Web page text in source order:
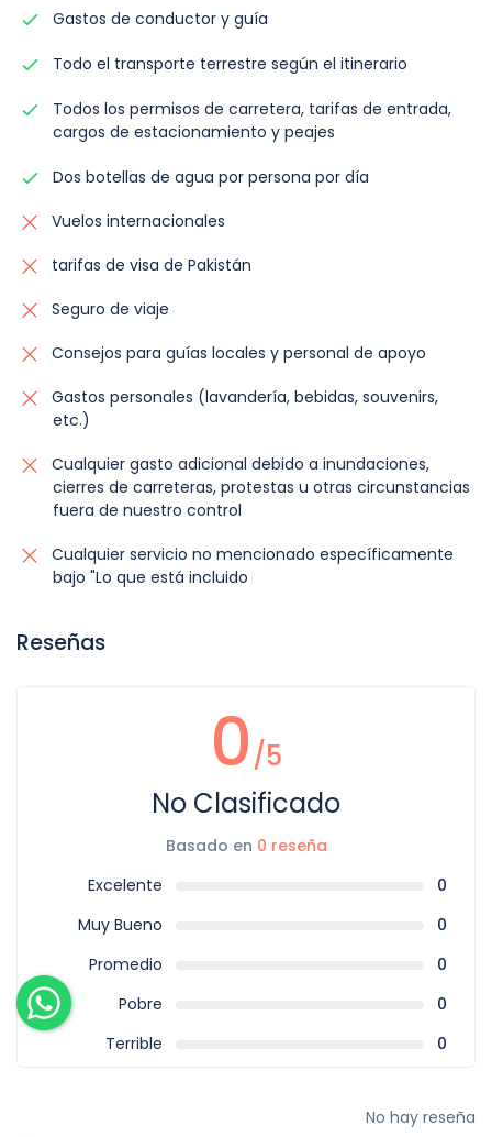
Gastos de conductor y guía
Todo el transporte terrestre según el itinerario
Todos los permisos de carretera, tarifas de entrada,
cargos de estacionamiento y peajes
Dos botellas de agua por persona por día
Vuelos internacionales
tarifas de visa de Pakistán
Seguro de viaje
Consejos para guías locales y personal de apoyo
Gastos personales (lavandería, bebidas, souvenirs,
etc.)
Cualquier gasto adicional debido a inundaciones,
cierres de carreteras, protestas u otras circunstancias
fuera de nuestro control
Cualquier servicio no mencionado específicamente
bajo "Lo que está incluido
Reseñas
0/5
No Clasificado
Basado en 0 reseña
Excelente
0
Muy Bueno
0
Promedio
0
Pobre
0
Terrible
0
No hay reseña